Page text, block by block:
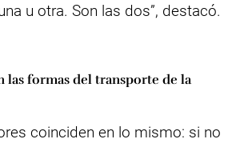
u otra. Son las dos”, destacó.
las formas del transporte de la
coinciden en lo mismo: si no